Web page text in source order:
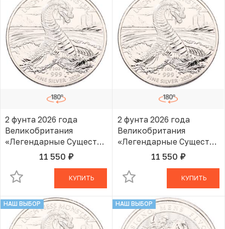
2 фунта 2026 года
Великобритания
«Легендарные Существа
— Лох-Несское
11 550 руб.
В КОРЗИНЕ
КУПИТЬ
2 фунта 2026 года
Великобритания
«Легендарные Существа
— Лох-Несское
11 550 руб.
В КОРЗИНЕ
КУПИТЬ
НАШ ВЫБОР НАШ ВЫБОР